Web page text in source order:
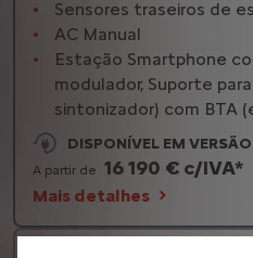
Sensores traseiros de
AC Manual
Estação Smartphone
modulador, Suporte
sintonizador) com BTA
DISPONÍVEL EM
A partir de 16 190 € c/IVA*
Mais detalhes